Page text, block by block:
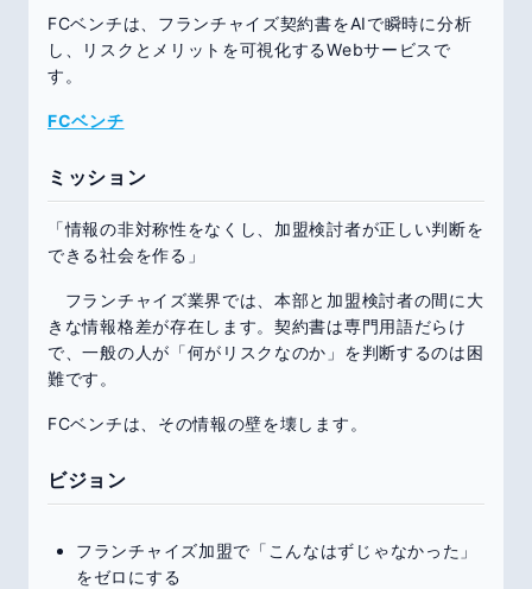
FCベンチは、フランチャイズ契約書をAIで瞬時に分析
し、リスクとメリットを可視化するWebサービスで
す。
FCベンチ
ミッション
「情報の非対称性をなくし、加盟検討者が正しい判断を
できる社会を作る」
フランチャイズ業界では、本部と加盟検討者の間に大
きな情報格差が存在します。契約書は専門用語だらけ
で、一般の人が「何がリスクなのか」を判断するのは困
難です。
FCベンチは、その情報の壁を壊します。
ビジョン
フランチャイズ加盟で「こんなはずじゃなかった」
をゼロにする